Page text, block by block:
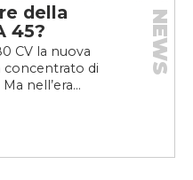
della
45?
CV la nuova
concentrato di
nell’era...
NEWS